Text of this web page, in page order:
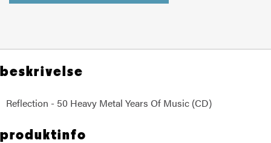
beskrivelse
Reflection - 50 Heavy Metal Years Of Music (CD)
produktinfo